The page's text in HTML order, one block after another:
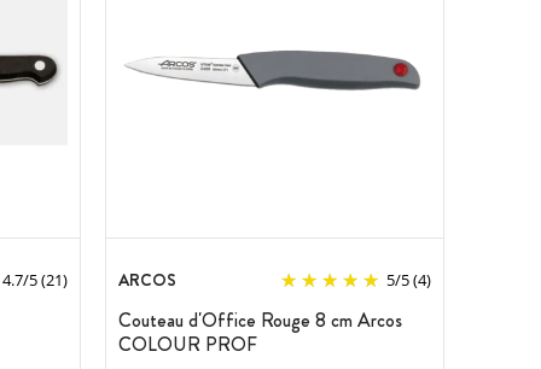
4.7/5(21) ARCOS 5/5(4)
Couteau d'Office Rouge 8 cm Arcos
COLOUR PROF